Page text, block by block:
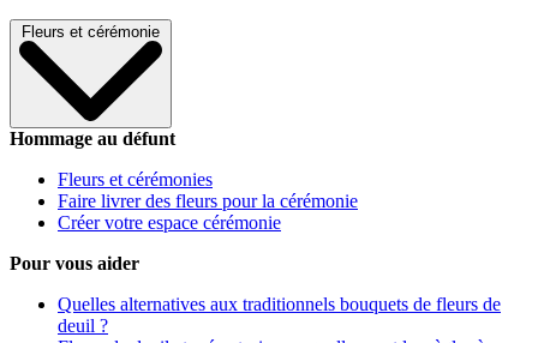
Fleurs et cérémonie
Hommage au défunt
Fleurs et cérémonies
Faire livrer des fleurs pour la cérémonie
Créer votre espace cérémonie
Pour vous aider
Quelles alternatives aux traditionnels bouquets de fleurs de
deuil ?